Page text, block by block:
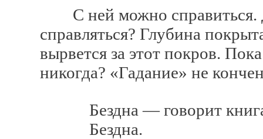
С ней можно справиться.
справляться? Глубина
вырвется за этот покров.
никогда? «Гадание» не
Бездна — говорит
Бездна.